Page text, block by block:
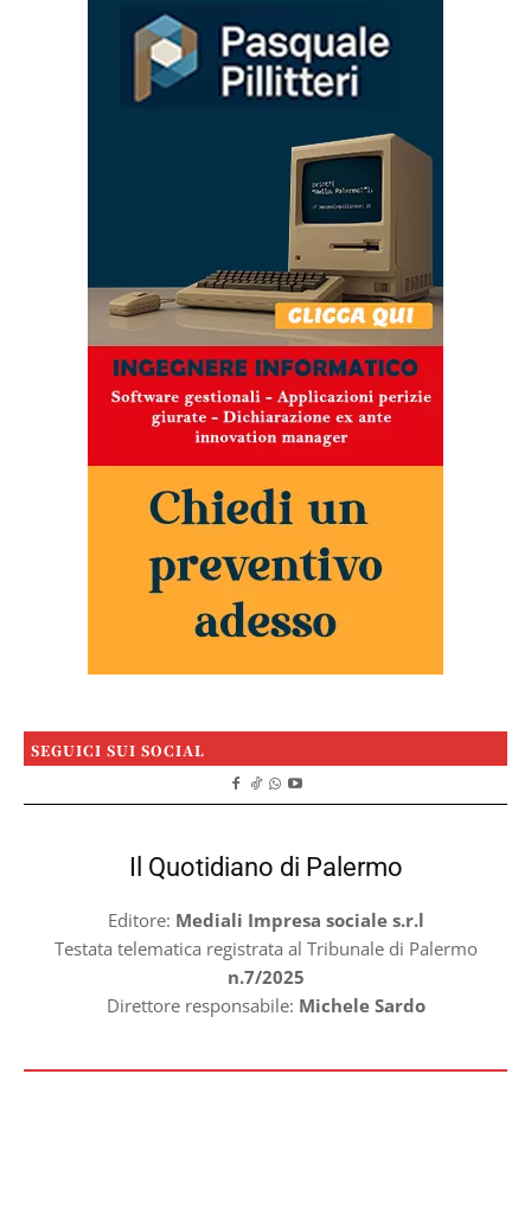
SEGUICI SUI SOCIAL
Il Quotidiano di Palermo
Editore: Mediali Impresa sociale s.r.l
Testata telematica registrata al Tribunale di Palermo
n.7/2025
Direttore responsabile: Michele Sardo